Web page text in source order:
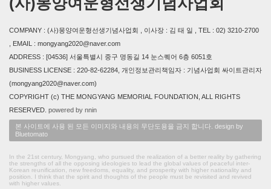
COMPANY : (사)몽양여운형선생기념사업회 , 이사장 : 김 태 일 , TEL : 02) 3210-2700
, EMAIL : mongyang2020@naver.com
ADDRESS : [04536] 서울특별시 중구 명동길 14 눈스퀘어 6층 6051호
BUSINESS LICENSE : 220-82-62284, 개인정보관리책임자 : 기념사업회 싸이트관리자
(mongyang2020@naver.com)
COPYRIGHT (c) THE MONGYANG MEMORIAL FOUNDATION, ALL RIGHTS
RESERVED. powered by nnin
본 사이트에 사용 된 모든 이미지와 내용의 무단도용을 금지 합니다. design by
Bluetomato
In the 21st century, Mongyang, who pursued the realization of a better reality by gathering
the strengths of all the opposing ideologies to lead the global values of peaceful inter-
Korean reunification, new freedoms, equality, and prosperity with higher nationality and
position. I think that the spirit and thoughts of the people must be revisited and revived
with higher values.